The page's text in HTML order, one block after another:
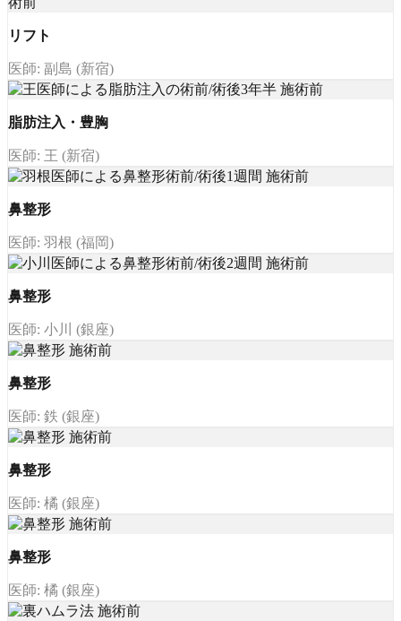
リフト
医師: 副島 (新宿)
脂肪注入・豊胸
医師: 王 (新宿)
鼻整形
医師: 羽根 (福岡)
鼻整形
医師: 小川 (銀座)
鼻整形
医師: 鉄 (銀座)
鼻整形
医師: 橘 (銀座)
鼻整形
医師: 橘 (銀座)